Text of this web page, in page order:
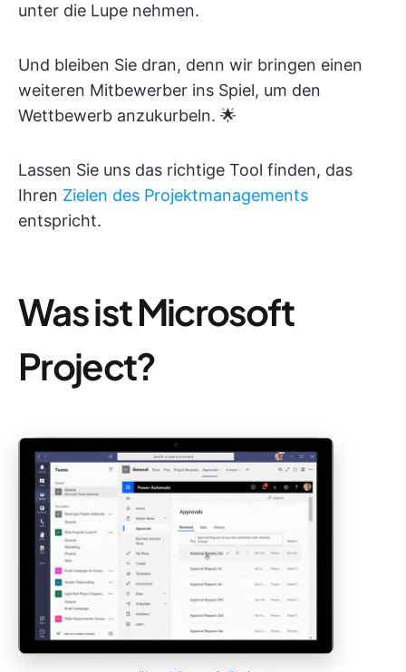
unter die Lupe nehmen.
Und bleiben Sie dran, denn wir bringen einen
weiteren Mitbewerber ins Spiel, um den
Wettbewerb anzukurbeln. 🌟
Lassen Sie uns das richtige Tool finden, das
Ihren Zielen des Projektmanagements
entspricht.
Was ist Microsoft
Project?